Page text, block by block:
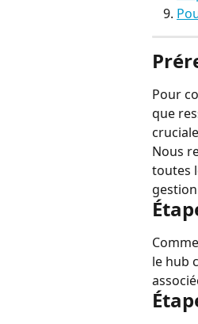
Pour
que
Nous
toutes
le hub